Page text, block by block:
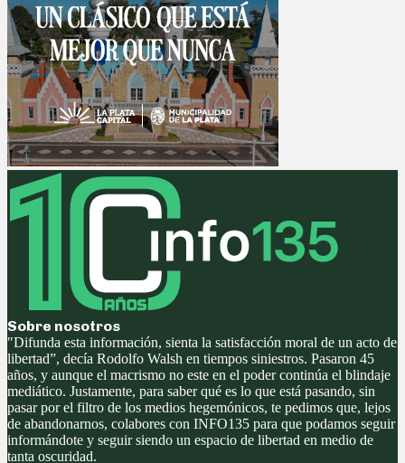
Sobre nosotros
"Difunda esta información, sienta la satisfacción moral de un acto de
libertad”, decía Rodolfo Walsh en tiempos siniestros. Pasaron 45
años, y aunque el macrismo no este en el poder continúa el blindaje
mediático. Justamente, para saber qué es lo que está pasando, sin
pasar por el filtro de los medios hegemónicos, te pedimos que, lejos
de abandonarnos, colabores con INFO135 para que podamos seguir
informándote y seguir siendo un espacio de libertad en medio de
tanta oscuridad.